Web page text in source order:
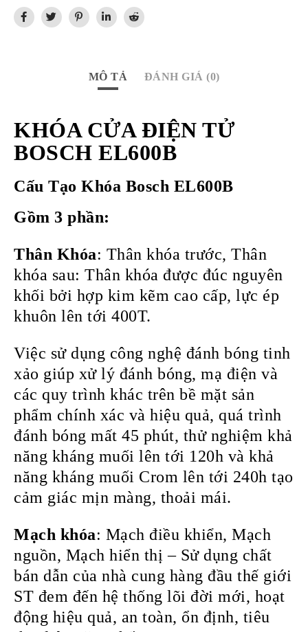
MÔ TẢ ĐÁNH GIÁ (0)
KHÓA CỬA ĐIỆN TỬ
BOSCH EL600B
Cấu Tạo Khóa Bosch EL600B
Gồm 3 phần:
Thân Khóa: Thân khóa trước, Thân
khóa sau: Thân khóa được đúc nguyên
khối bởi hợp kim kẽm cao cấp, lực ép
khuôn lên tới 400T.
Việc sử dụng công nghệ đánh bóng tinh
xảo giúp xử lý đánh bóng, mạ điện và
các quy trình khác trên bề mặt sản
phẩm chính xác và hiệu quả, quá trình
đánh bóng mất 45 phút, thử nghiệm khả
năng kháng muối lên tới 120h và khả
năng kháng muối Crom lên tới 240h tạo
cảm giác mịn màng, thoải mái.
Mạch khóa: Mạch điều khiển, Mạch
nguồn, Mạch hiển thị – Sử dụng chất
bán dẫn của nhà cung hàng đầu thế giới
ST đem đến hệ thống lõi đời mới, hoạt
động hiệu quả, an toàn, ổn định, tiêu